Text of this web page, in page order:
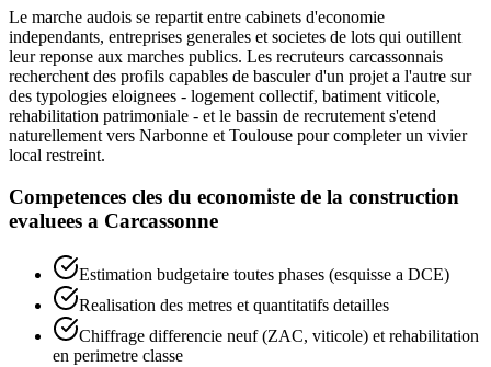
Le marche audois se repartit entre cabinets d'economie
independants, entreprises generales et societes de lots qui outillent
leur reponse aux marches publics. Les recruteurs carcassonnais
recherchent des profils capables de basculer d'un projet a l'autre sur
des typologies eloignees - logement collectif, batiment viticole,
rehabilitation patrimoniale - et le bassin de recrutement s'etend
naturellement vers Narbonne et Toulouse pour completer un vivier
local restreint.
Competences cles du economiste de la construction
evaluees a Carcassonne
Estimation budgetaire toutes phases (esquisse a DCE)
Realisation des metres et quantitatifs detailles
Chiffrage differencie neuf (ZAC, viticole) et rehabilitation
en perimetre classe